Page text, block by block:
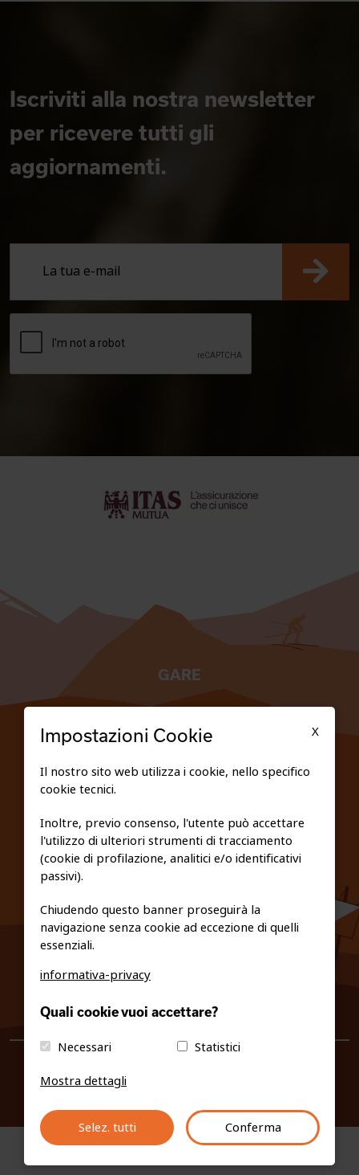
Iscriviti alla nostra newsletter
per ricevere tutti gli
aggiornamenti.
GARE
PRIVACY E COOKIE POLICY
info@fiso.it|fiso@pec-mail.eu
X
Impostazioni Cookie
Il nostro sito web utilizza i cookie, nello specifico
cookie tecnici.
Inoltre, previo consenso, l'utente può accettare
l'utilizzo di ulteriori strumenti di tracciamento
(cookie di profilazione, analitici e/o identificativi
passivi).
Chiudendo questo banner proseguirà la
navigazione senza cookie ad eccezione di quelli
essenziali.
informativa-privacy
Quali cookie vuoi accettare?
Necessari
Statistici
Mostra dettagli
Selez. tutti Conferma